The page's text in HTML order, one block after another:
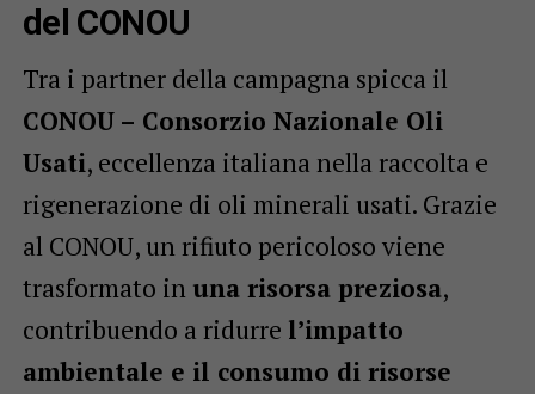
del CONOU
Tra i partner della campagna spicca il
CONOU – Consorzio Nazionale Oli
Usati, eccellenza italiana nella raccolta e
rigenerazione di oli minerali usati. Grazie
al CONOU, un rifiuto pericoloso viene
trasformato in una risorsa preziosa,
contribuendo a ridurre l’impatto
ambientale e il consumo di risorse